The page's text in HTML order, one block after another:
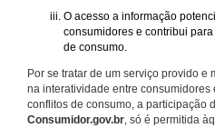
O acesso a informação
consumidores e contribui
de consumo.
Por se tratar de um serviço provido e
na interatividade entre
conflitos de consumo, a participação
Consumidor.gov.br, só é permitida